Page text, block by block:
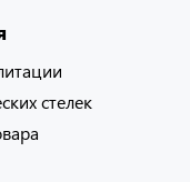
стелек